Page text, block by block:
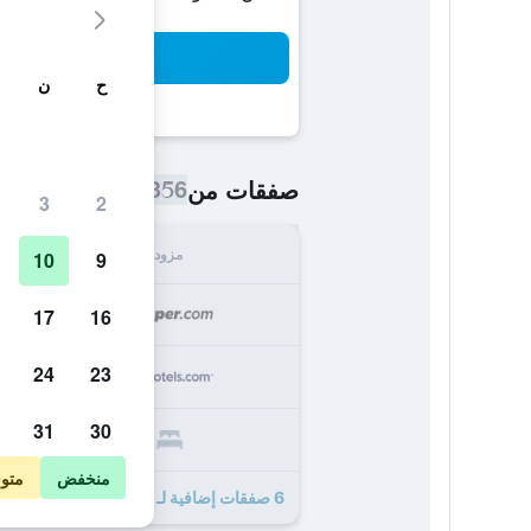
صفقات من356 ﷼
مزود
6 صفقات إضافية لـ ذا مايتي فريزر موتل
ح ن
2
3
9
10
16
17
23
24
30
31
منخفض